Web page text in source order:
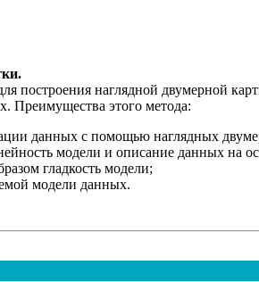
построения наглядной двумерной
Преимущества этого метода:
данных с помощью наглядных
модели и описание данных на
гладкость модели;
модели данных.